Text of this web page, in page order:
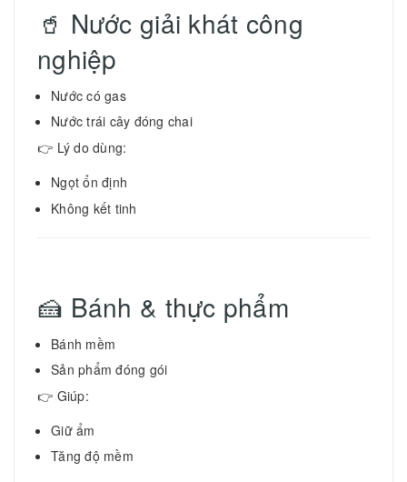
🥤 Nước giải khát công
nghiệp
Nước có gas
Nước trái cây đóng chai
👉 Lý do dùng:
Ngọt ổn định
Không kết tinh
🍰 Bánh & thực phẩm
Bánh mềm
Sản phẩm đóng gói
👉 Giúp:
Giữ ẩm
Tăng độ mềm